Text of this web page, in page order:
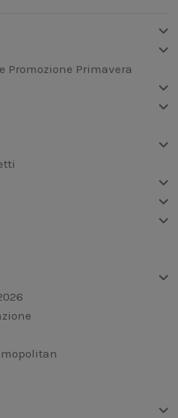
Promozione Primavera